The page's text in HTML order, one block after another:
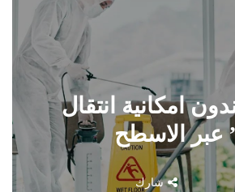
امكانية انتقال
عبر الاسطح
شارك